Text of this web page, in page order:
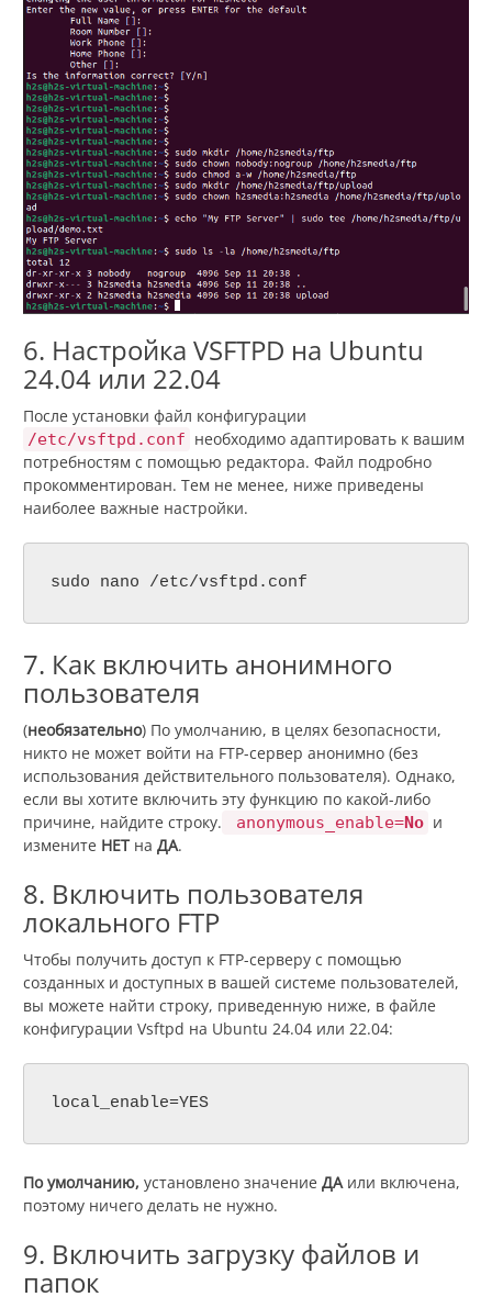
6. Настройка VSFTPD на Ubuntu
24.04 или 22.04
После установки файл конфигурации
/etc/vsftpd.conf необходимо адаптировать к вашим
потребностям с помощью редактора. Файл подробно
прокомментирован. Тем не менее, ниже приведены
наиболее важные настройки.
sudo nano /etc/vsftpd.conf
7. Как включить анонимного
пользователя
(необязательно) По умолчанию, в целях безопасности,
никто не может войти на FTP-сервер анонимно (без
использования действительного пользователя). Однако,
если вы хотите включить эту функцию по какой-либо
причине, найдите строку.
anonymous_enable=No и
измените НЕТна ДА.
8. Включить пользователя
локального FTP
Чтобы получить доступ к FTP-серверу с помощью
созданных и доступных в вашей системе пользователей,
вы можете найти строку, приведенную ниже, в файле
конфигурации Vsftpd на Ubuntu 24.04 или 22.04:
local_enable=YES
По умолчанию, установлено значение ДАили включена,
поэтому ничего делать не нужно.
9. Включить загрузку файлов и
папок